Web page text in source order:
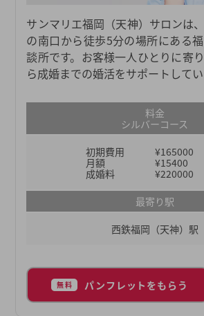
サンマリエ福岡（天神）サロンは
の南口から徒歩5分の場所にある
談所です。お客様一人ひとりに寄
ら成婚までの婚活をサポートしてい
料金
シルバーコース
初期費用
¥165000
月額
¥15400
成婚料
¥220000
最寄り駅
西鉄福岡（天神）駅
無料 パンフレットをもらう